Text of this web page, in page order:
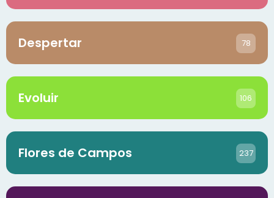
Despertar 78
Evoluir 106
Flores de Campos 237